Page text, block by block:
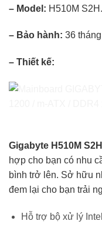
– Model: H510M S2H.
– Bảo hành: 36
– Thiết kế:
Gigabyte H510M S2H
hợp cho bạn có nhu
bình trở lên. Sở hữu
đem lại cho bạn trải
Hỗ trợ bộ xử lý